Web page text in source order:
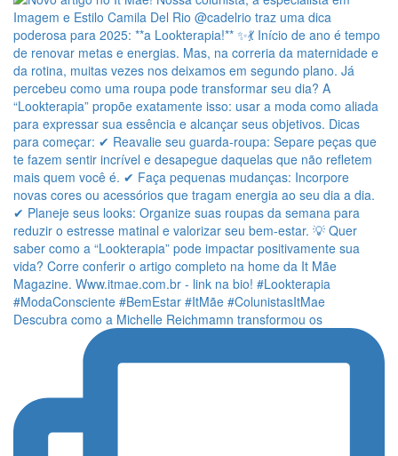
Descubra como a Michelle Reichmamn transformou os